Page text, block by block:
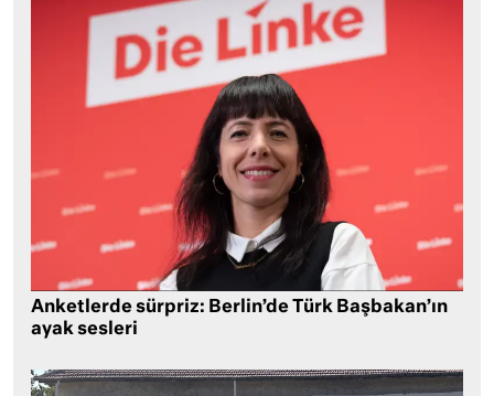
Anketlerde sürpriz: Berlin’de Türk Başbakan’ın
ayak sesleri